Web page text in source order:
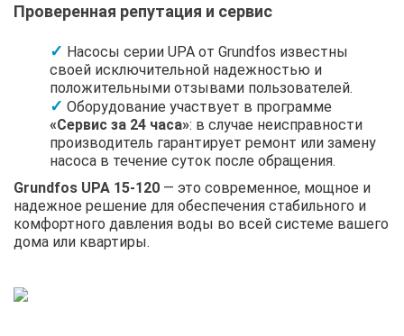
Проверенная репутация и сервис
Насосы серии UPA от Grundfos известны
своей исключительной надежностью и
положительными отзывами пользователей.
Оборудование участвует в программе
«Сервис за 24 часа»: в случае неисправности
производитель гарантирует ремонт или замену
насоса в течение суток после обращения.
Grundfos UPA 15-120 — это современное, мощное и
надежное решение для обеспечения стабильного и
комфортного давления воды во всей системе вашего
дома или квартиры.